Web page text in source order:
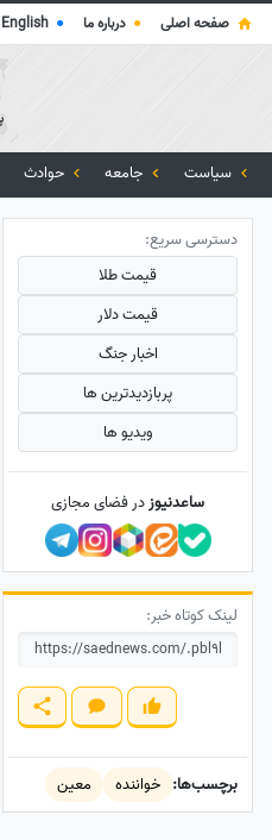
صفحه اصلی ● درباره ما ●
English
سیاست جامعه حوادث
دسترسی سریع:
قیمت طلا
قیمت دلار
اخبار جنگ
پربازدید‌ترین ها
ویدیو ها
ساعدنیوزدر فضای مجازی
لینک کوتاه خبر:
برچسب‌ها: خواننده معین